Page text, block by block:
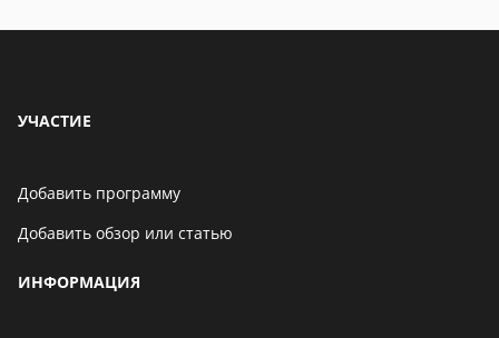
УЧАСТИЕ
Добавить программу
Добавить обзор или статью
ИНФОРМАЦИЯ